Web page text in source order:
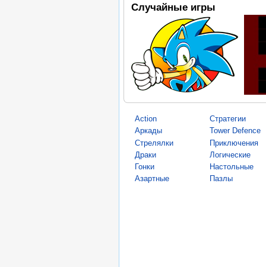
Случайные игры
Action
Аркады
Стрелялки
Драки
Гонки
Азартные
Стратегии
Tower Defence
Приключения
Логические
Настольные
Пазлы